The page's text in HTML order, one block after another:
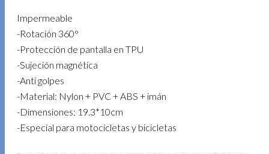
Impermeable
-Rotación 360°
-Protección de pantalla en TPU
-Sujeción magnética
-Anti golpes
-Material: Nylon + PVC + ABS + imán
-Dimensiones: 19.3*10cm
-Especial para motocicletas y bicicletas